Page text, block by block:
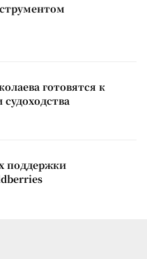
готовятся к
поддержки